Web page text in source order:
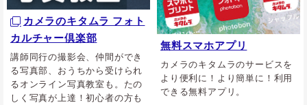
カメラのキタムラ フォト
カルチャー倶楽部
講師同行の撮影会、仲間ができ
る写真部、おうちから受けられ
るオンライン写真教室も。たの
しく写真が上達！初心者の方も
無料スマホアプリ
カメラのキタムラのサービスを
より便利に！より簡単に！利用
できる無料アプリ。